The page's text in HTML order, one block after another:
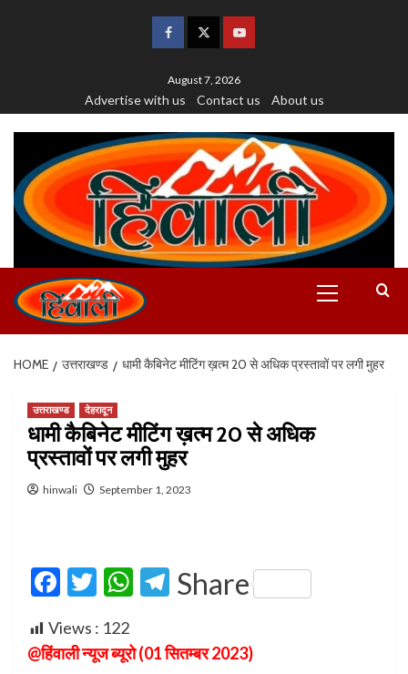
August 7, 2026
Advertise with us Contact us About us
HOME उत्तराखण्ड धामी कैबिनेट मीटिंग ख़त्म 20 से अधिक प्रस्तावों पर लगी मुहर
उत्तराखण्ड देहरादून
धामी कैबिनेट मीटिंग ख़त्म 20 से अधिक
प्रस्तावों पर लगी मुहर
hinwali September 1, 2023
Facebook
Twitter
WhatsApp
Telegram
Share
Views : 122
@हिंवाली न्यूज ब्यूरो (01 सितम्बर 2023)